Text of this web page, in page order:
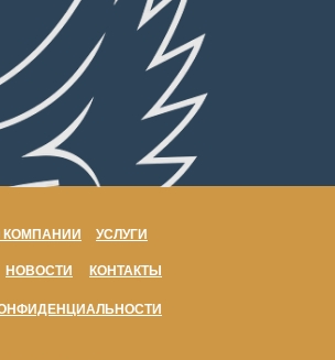
КОМПАНИИ УСЛУГИ
НОВОСТИ КОНТАКТЫ